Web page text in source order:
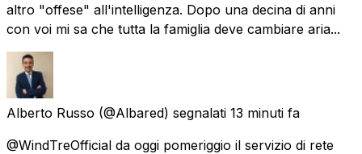
altro "offese" all'intelligenza. Dopo una decina di anni
con voi mi sa che tutta la famiglia deve cambiare aria...
Alberto Russo (@Albared) segnalati 13 minuti fa
@WindTreOfficial da oggi pomeriggio il servizio di rete